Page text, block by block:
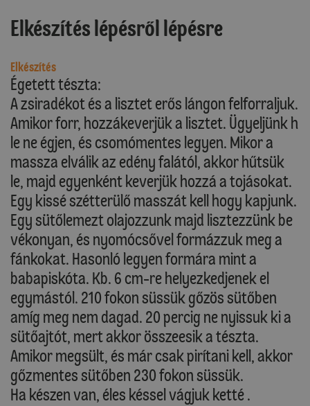
Elkészítés lépésről lépésre
Elkészítés
Égetett tészta:
A zsiradékot és a lisztet erős lángon felforraljuk.
Amikor forr, hozzákeverjük a lisztet. Ügyeljünk h
le ne égjen, és csomómentes legyen. Mikor a
massza elválik az edény falától, akkor hűtsük
le, majd egyenként keverjük hozzá a tojásokat.
Egy kissé szétterülő masszát kell hogy kapjunk.
Egy sütőlemezt olajozzunk majd lisztezzünk be
vékonyan, és nyomócsővel formázzuk meg a
fánkokat. Hasonló legyen formára mint a
babapiskóta. Kb. 6 cm-re helyezkedjenek el
egymástól. 210 fokon süssük gőzös sütőben
amíg meg nem dagad. 20 percig ne nyissuk ki a
sütőajtót, mert akkor összeesik a tészta.
Amikor megsült, és már csak pirítani kell, akkor
gőzmentes sütőben 230 fokon süssük.
Ha készen van, éles késsel vágjuk ketté .